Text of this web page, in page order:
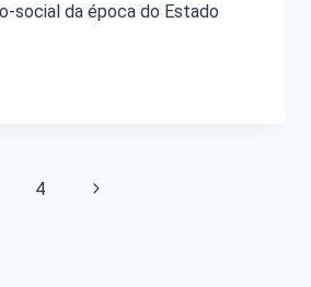
social da época do Estado
4